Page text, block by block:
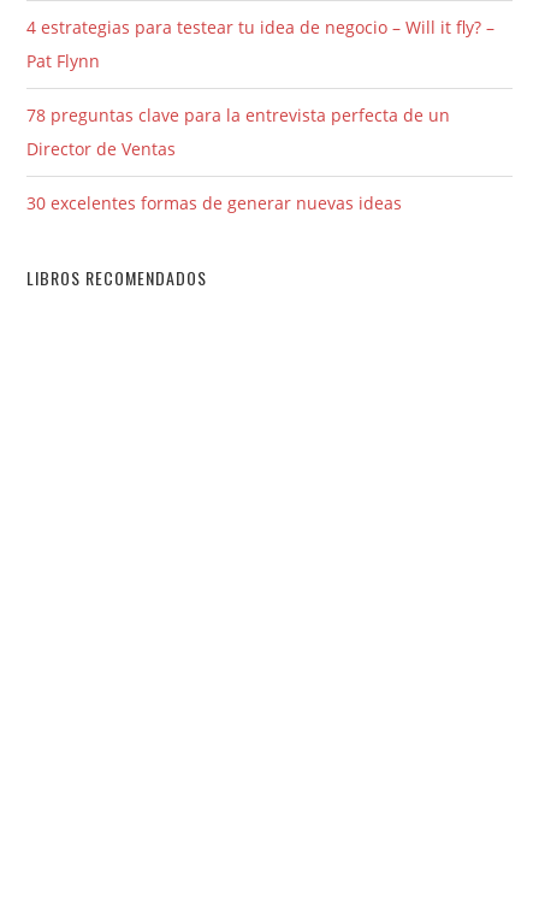
4 estrategias para testear tu idea de negocio – Will it fly? –
Pat Flynn
78 preguntas clave para la entrevista perfecta de un
Director de Ventas
30 excelentes formas de generar nuevas ideas
LIBROS RECOMENDADOS